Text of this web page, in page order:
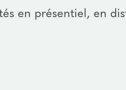
en présentiel, en